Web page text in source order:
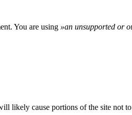
You are using »an unsupported or
likely cause portions of the site not